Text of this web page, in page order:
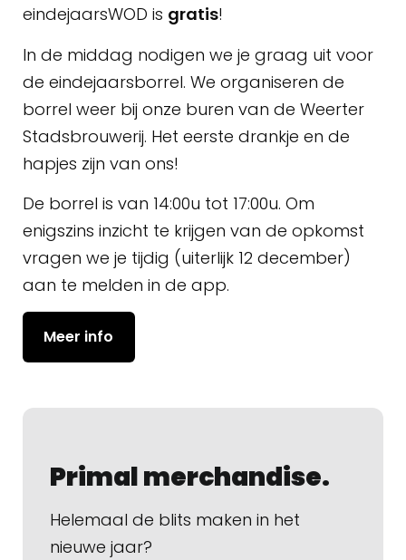
eindejaarsWOD is gratis!
In de middag nodigen we je graag uit voor
de eindejaarsborrel. We organiseren de
borrel weer bij onze buren van de Weerter
Stadsbrouwerij. Het eerste drankje en de
hapjes zijn van ons!
De borrel is van 14:00u tot 17:00u. Om
enigszins inzicht te krijgen van de opkomst
vragen we je tijdig (uiterlijk 12 december)
aan te melden in de app.
Meer info
Primal merchandise.
Helemaal de blits maken in het
nieuwe jaar?